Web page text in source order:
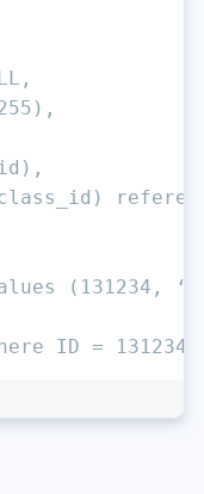
(131234, ‘
ID = 131234;